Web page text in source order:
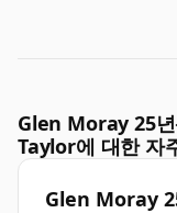
Glen Moray 25
Taylor에 대한 자
Glen Moray